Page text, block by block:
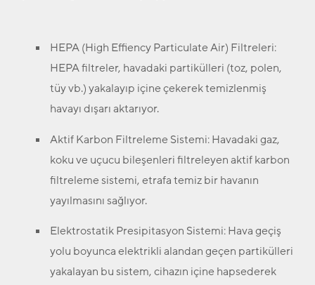
HEPA (High Effiency Particulate Air) Filtreleri:
HEPA filtreler, havadaki partikülleri (toz, polen,
tüy vb.) yakalayıp içine çekerek temizlenmiş
havayı dışarı aktarıyor.
Aktif Karbon Filtreleme Sistemi:Havadaki gaz,
koku ve uçucu bileşenleri filtreleyen aktif karbon
filtreleme sistemi, etrafa temiz bir havanın
yayılmasını sağlıyor.
Elektrostatik Presipitasyon Sistemi:Hava geçiş
yolu boyunca elektrikli alandan geçen partikülleri
yakalayan bu sistem, cihazın içine hapsederek